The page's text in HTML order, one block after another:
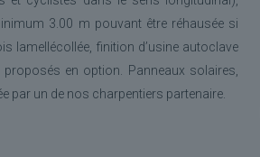
3.00 m pouvant être réhausée si
lamellécollée, finition d’usine autoclave
en option. Panneaux solaires,
par un de nos charpentiers partenaire.